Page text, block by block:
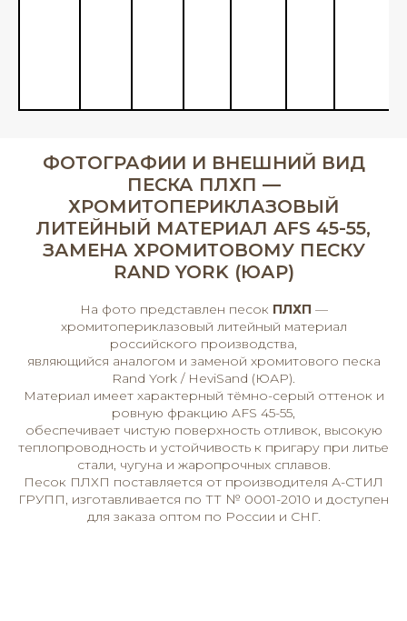
ФОТОГРАФИИ И ВНЕШНИЙ ВИД
ПЕСКА ПЛХП —
ХРОМИТОПЕРИКЛАЗОВЫЙ
ЛИТЕЙНЫЙ МАТЕРИАЛ AFS 45-55,
ЗАМЕНА ХРОМИТОВОМУ ПЕСКУ
RAND YORK (ЮАР)
На фото представлен песок ПЛХП —
хромитопериклазовый литейный материал
российского производства,
являющийся аналогом и заменой хромитового песка
Rand York / HeviSand (ЮАР).
Материал имеет характерный тёмно-серый оттенок и
ровную фракцию AFS 45-55,
обеспечивает чистую поверхность отливок, высокую
теплопроводность и устойчивость к пригару при литье
стали, чугуна и жаропрочных сплавов.
Песок ПЛХП поставляется от производителя А-СТИЛ
ГРУПП, изготавливается по ТТ № 0001-2010 и доступен
для заказа оптом по России и СНГ.